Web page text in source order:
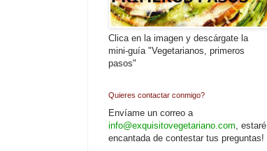
Clica en la imagen y descárgate la
mini-guía "Vegetarianos, primeros
pasos"
Quieres contactar conmigo?
Envíame un correo a
info@exquisitovegetariano.com , estaré
encantada de contestar tus preguntas!